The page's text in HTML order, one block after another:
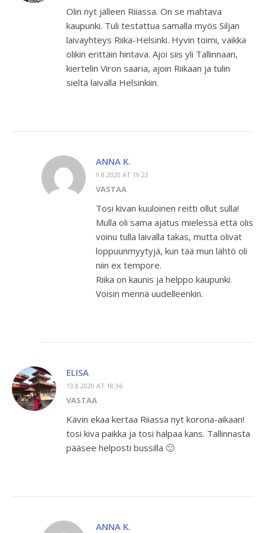
Olin nyt jälleen Riiassa. On se mahtava
kaupunki. Tuli testattua samalla myös Siljan
laivayhteys Riika-Helsinki. Hyvin toimi, vaikka
olikin erittäin hintava. Ajoi siis yli Tallinnaan,
kiertelin Viron saaria, ajoin Riikaan ja tulin
sieltä laivalla Helsinkiin.
ANNA K.
9.8.2020 AT 19:23
VASTAA
Tosi kivan kuuloinen reitti ollut sulla!
Mulla oli sama ajatus mielessä että olis
voinu tulla laivalla takas, mutta olivat
loppuunmyytyjä, kun tää mun lähtö oli
niin ex tempore.
Riika on kaunis ja helppo kaupunki.
Voisin mennä uudelleenkin.
ELISA
13.8.2020 AT 18:36
VASTAA
Kävin ekaa kertaa Riiassa nyt korona-aikaan!
tosi kiva paikka ja tosi halpaa kans. Tallinnasta
pääsee helposti bussilla 🙂
ANNA K.